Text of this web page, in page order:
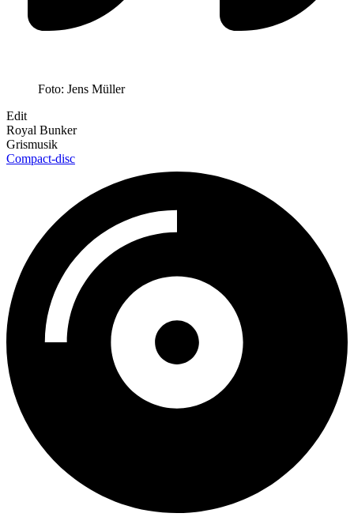
Foto: Jens Müller
Edit
Royal Bunker
Grismusik
Compact-disc